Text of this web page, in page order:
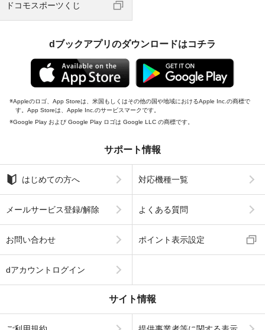
ドコモスポーツくじ
dブックアプリのダウンロードはコチラ
Appleのロゴ、App Storeは、米国もしくはその他の国や地域におけるApple Inc.の商標で
す。App Storeは、Apple Inc.のサービスマークです。
Google Play および Google Play ロゴは Google LLC の商標です。
サポート情報
はじめての方へ 対応機種一覧
メールサービス登録/解除 よくある質問
お問い合わせ ポイント表示設定
dアカウントログイン
サイト情報